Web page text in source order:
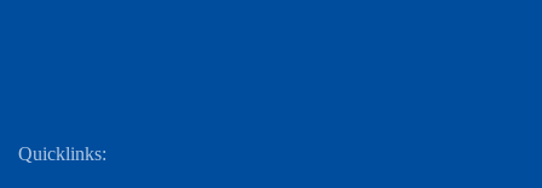
Quicklinks: